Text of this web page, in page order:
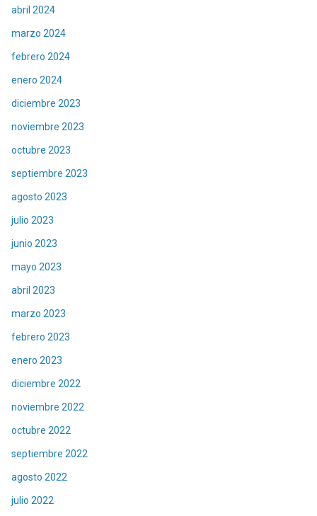
abril 2024
marzo 2024
febrero 2024
enero 2024
diciembre 2023
noviembre 2023
octubre 2023
septiembre 2023
agosto 2023
julio 2023
junio 2023
mayo 2023
abril 2023
marzo 2023
febrero 2023
enero 2023
diciembre 2022
noviembre 2022
octubre 2022
septiembre 2022
agosto 2022
julio 2022